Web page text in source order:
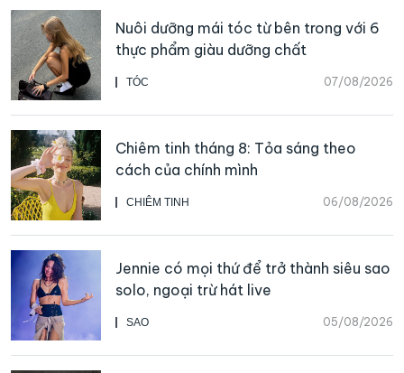
TÓC 07/08/2026
Nuôi dưỡng mái tóc từ bên trong với 6
thực phẩm giàu dưỡng chất
CHIÊM TINH 06/08/2026
Chiêm tinh tháng 8: Tỏa sáng theo
cách của chính mình
SAO 05/08/2026
Jennie có mọi thứ để trở thành siêu sao
solo, ngoại trừ hát live